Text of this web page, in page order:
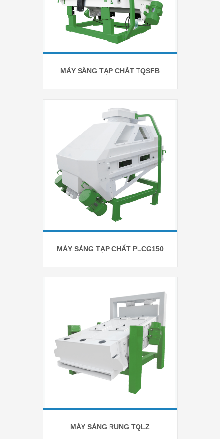
MÁY SÀNG TẠP CHẤT TQSFB
MÁY SÀNG TẠP CHẤT PLCG150
MÁY SÀNG RUNG TQLZ